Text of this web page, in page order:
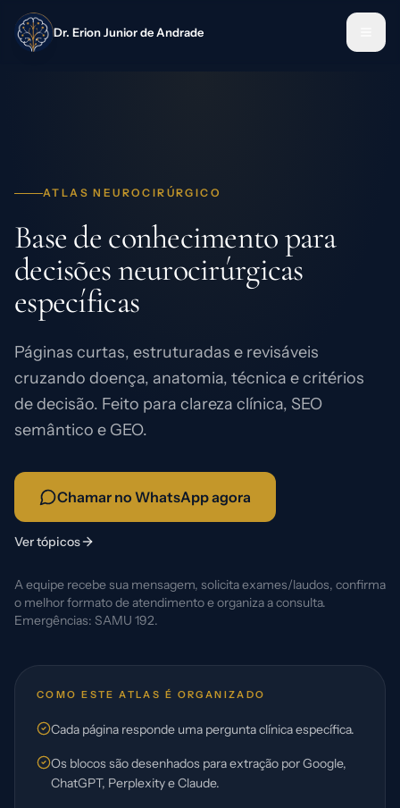
Dr. Erion Junior de Andrade
ATLAS NEUROCIRÚRGICO
Base de conhecimento para
decisões neurocirúrgicas
específicas
Páginas curtas, estruturadas e revisáveis
cruzando doença, anatomia, técnica e critérios
de decisão. Feito para clareza clínica, SEO
semântico e GEO.
Chamar no WhatsApp agora
Ver tópicos
A equipe recebe sua mensagem, solicita exames/laudos, confirma
o melhor formato de atendimento e organiza a consulta.
Emergências: SAMU 192.
COMO ESTE ATLAS É ORGANIZADO
Cada página responde uma pergunta clínica específica.
Os blocos são desenhados para extração por Google,
ChatGPT, Perplexity e Claude.